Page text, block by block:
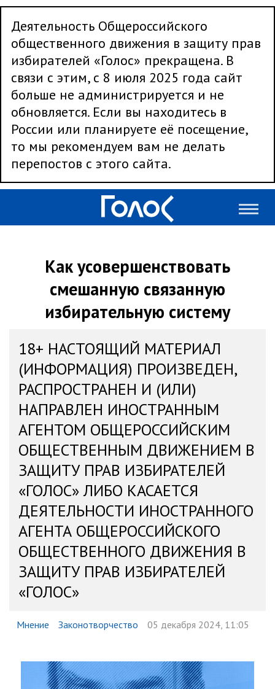
Деятельность Общероссийского
общественного движения в защиту прав
избирателей «Голос» прекращена. В
связи с этим, с 8 июля 2025 года сайт
больше не администрируется и не
обновляется. Если вы находитесь в
России или планируете её посещение,
то мы рекомендуем вам не делать
перепостов с этого сайта.
Как усовершенствовать
смешанную связанную
избирательную систему
18+ НАСТОЯЩИЙ МАТЕРИАЛ
(ИНФОРМАЦИЯ) ПРОИЗВЕДЕН,
РАСПРОСТРАНЕН И (ИЛИ)
НАПРАВЛЕН ИНОСТРАННЫМ
АГЕНТОМ ОБЩЕРОССИЙСКИМ
ОБЩЕСТВЕННЫМ ДВИЖЕНИЕМ В
ЗАЩИТУ ПРАВ ИЗБИРАТЕЛЕЙ
«ГОЛОС» ЛИБО КАСАЕТСЯ
ДЕЯТЕЛЬНОСТИ ИНОСТРАННОГО
АГЕНТА ОБЩЕРОССИЙСКОГО
ОБЩЕСТВЕННОГО ДВИЖЕНИЯ В
ЗАЩИТУ ПРАВ ИЗБИРАТЕЛЕЙ
«ГОЛОС»
Мнение Законотворчество 05 декабря 2024, 11:05